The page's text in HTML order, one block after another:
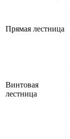
Прямая лестница
Винтовая
лестница